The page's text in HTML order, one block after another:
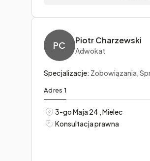
PC Piotr Charzewski
Adwokat
Specjalizacje: Zobowiązania, Sprawy
Adres 1
3-go Maja 24 , Mielec
Konsultacja prawna